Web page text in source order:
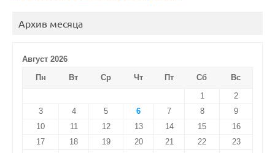
Архив месяца
Август 2026
Пн
Вт Ср Чт Пт Сб
Вс
1
2
3
4 5 6 7 8
9
10
11 12 13 14 15
16
17
18 19 20 21 22
23